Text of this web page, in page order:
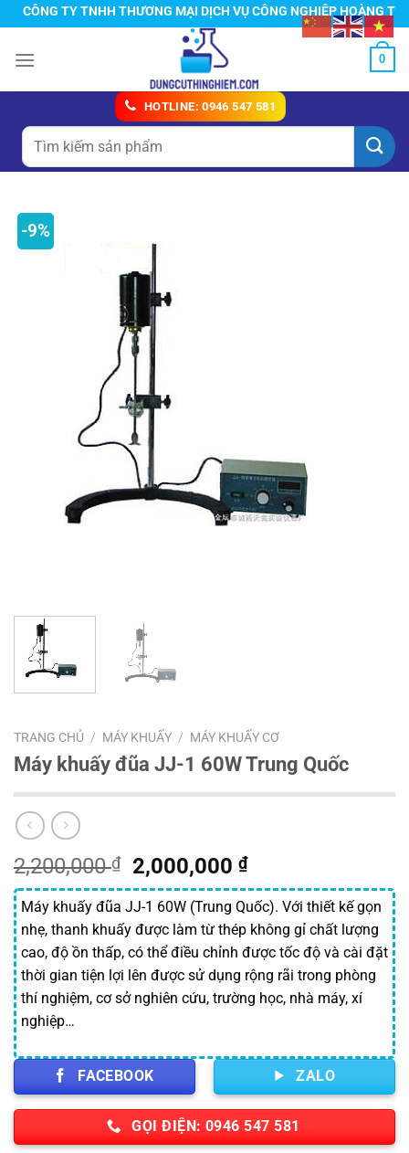
Chuyển
đến
nội
CÔNG TY TNHH THƯƠNG MẠI DỊCH VỤ CÔNG NGHIỆP HOÀNG TÍN
0
HOTLINE: 0946 547 581
Tìm
kiếm:
-9%
TRANG CHỦ / MÁY KHUẤY / MÁY KHUẤY CƠ
Máy khuấy đũa JJ-1 60W Trung Quốc
2,200,000₫
Giá
gốc
là:
2,200,000 ₫.
2,000,000₫Giá
hiện
tại
là:
2,000,000 ₫.
Máy khuấy đũa JJ-1 60W (Trung Quốc). Với thiết kế gọn
nhẹ, thanh khuấy được làm từ thép không gỉ chất lượng
cao, độ ồn thấp, có thể điều chỉnh được tốc độ và cài đặt
thời gian tiện lợi lên được sử dụng rộng rãi trong phòng
thí nghiệm, cơ sở nghiên cứu, trường học, nhà máy, xí
nghiệp…
FACEBOOK ZALO
GỌI ĐIỆN: 0946 547 581